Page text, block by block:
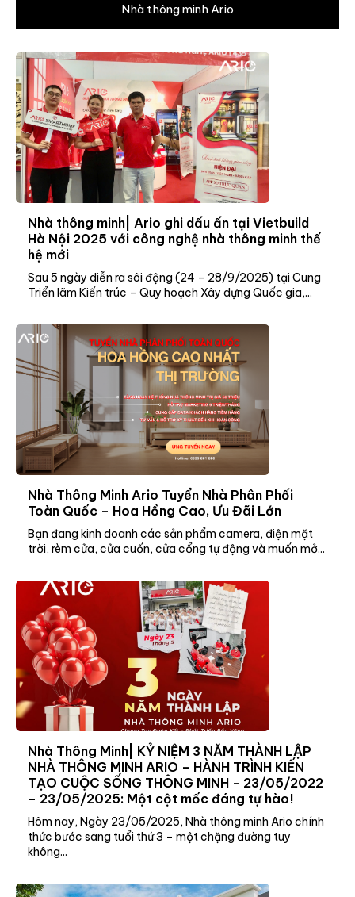
Nhà thông minh Ario
Nhà thông minh| Ario ghi dấu ấn tại Vietbuild
Hà Nội 2025 với công nghệ nhà thông minh thế
hệ mới
Sau 5 ngày diễn ra sôi động (24 – 28/9/2025) tại Cung
Triển lãm Kiến trúc – Quy hoạch Xây dựng Quốc gia,...
Nhà Thông Minh Ario Tuyển Nhà Phân Phối
Toàn Quốc – Hoa Hồng Cao, Ưu Đãi Lớn
Bạn đang kinh doanh các sản phẩm camera, điện mặt
trời, rèm cửa, cửa cuốn, cửa cổng tự động và muốn mở...
Nhà Thông Minh| KỶ NIỆM 3 NĂM THÀNH LẬP
NHÀ THÔNG MINH ARIO – HÀNH TRÌNH KIẾN
TẠO CUỘC SỐNG THÔNG MINH - 23/05/2022
– 23/05/2025: Một cột mốc đáng tự hào!
Hôm nay, Ngày 23/05/2025, Nhà thông minh Ario chính
thức bước sang tuổi thứ 3 – một chặng đường tuy
không...